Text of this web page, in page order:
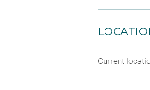
Current